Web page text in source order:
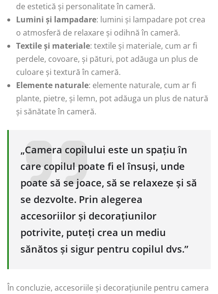
de estetică și personalitate în cameră.
Lumini și lampadare: lumini și lampadare pot crea
o atmosferă de relaxare și odihnă în cameră.
Textile și materiale: textile și materiale, cum ar fi
perdele, covoare, și pături, pot adăuga un plus de
culoare și textură în cameră.
Elemente naturale: elemente naturale, cum ar fi
plante, pietre, și lemn, pot adăuga un plus de natură
și sănătate în cameră.
„Camera copilului este un spațiu în
care copilul poate fi el însuși, unde
poate să se joace, să se relaxeze și să
se dezvolte. Prin alegerea
accesoriilor și decorațiunilor
potrivite, puteți crea un mediu
sănătos și sigur pentru copilul dvs.”
În concluzie, accesoriile și decorațiunile pentru camera